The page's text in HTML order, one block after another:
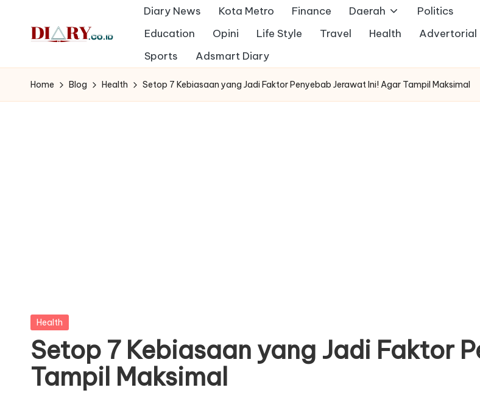
contentD
i
Diary News Kota Metro Finance Daerah
Politics
Education
Opini Life Style Travel Health
Advertorial
Sports
Adsmart Diary
Home Blog Health Setop 7 Kebiasaan yang Jadi Faktor Penyebab Jerawat Ini! Agar Tampil Maksimal
Posted
Health
Setop 7 Kebiasaan yang Jadi Faktor
Tampil Maksimal